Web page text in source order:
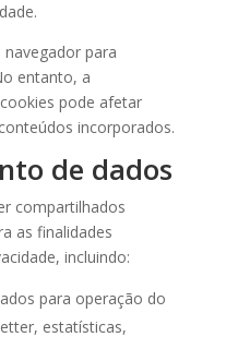
para
entanto, a
pode afetar
incorporados.
de dados
compartilhados
as finalidades
incluindo:
para operação do
estatísticas,